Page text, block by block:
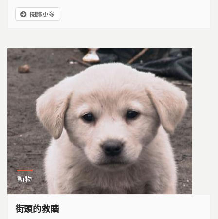
浪動物，也面臨同樣的困境，不過SPCA盡可能在收容
時，維護收容空間，提高認養率，希望能讓這些生命，
閱讀更多
動物
街頭的救贖